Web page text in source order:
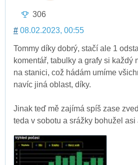
306
# 08.02.2023, 00:55
Tommy díky dobrý, stačí ale 1
komentář, tabulky a grafy si každý
na stanici, což hádám umíme
navíc jiná oblast, díky.
Jinak teď mě zajímá spíš zase
teda v sobotu a srážky bohužel